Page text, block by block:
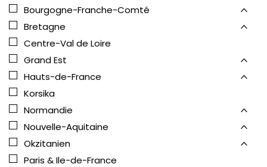
Bourgogne-Franche-Comté
Bretagne
Centre-Val de Loire
Grand Est
Hauts-de-France
Korsika
Normandie
Nouvelle-Aquitaine
Okzitanien
Paris & Ile-de-France